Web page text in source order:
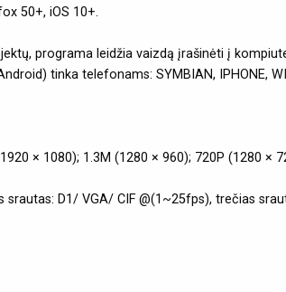
50+, iOS 10+.
programa leidžia vaizdą įrašinėti į
tinka telefonams: SYMBIAN, IPHONE,
× 1080); 1.3M (1280 × 960); 720P (1280 ×
D1/ VGA/ CIF @(1~25fps), trečias